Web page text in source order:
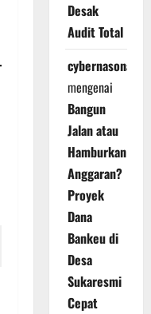
Desak
Audit Total
cybernasonal
mengenai
Bangun
Jalan atau
Hamburkan
Anggaran?
Proyek
Dana
Bankeu di
Desa
Sukaresmi
Cepat